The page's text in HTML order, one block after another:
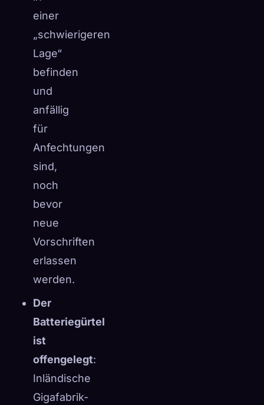
einer
„schwierigeren
Lage“
befinden
und
anfällig
für
Anfechtungen
sind,
noch
bevor
neue
Vorschriften
erlassen
werden.
Der
Batteriegürtel
ist
offengelegt:
Inländische
Gigafabrik-